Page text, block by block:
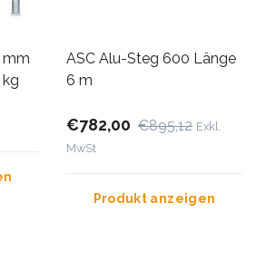
mm
ASC Alu-Steg 600 Länge
6 m
€782,00 €895,12 Exkl.
MwSt
Produkt anzeigen